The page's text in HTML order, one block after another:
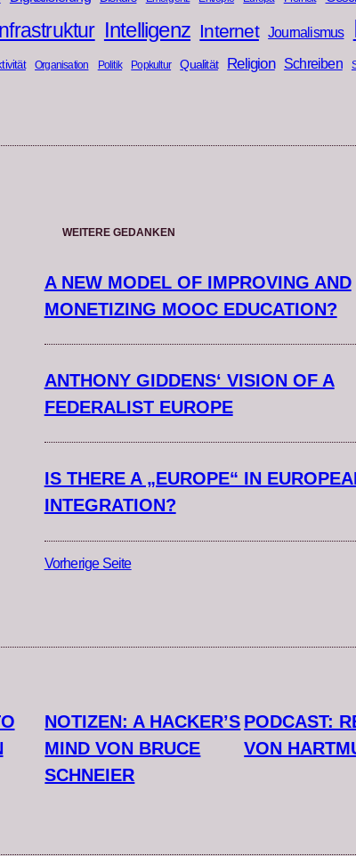
Intelligenz Internet Journalismus
Organisation Politik Popkultur Qualität Religion Schreiben
WEITERE GEDANKEN
A NEW MODEL OF IMPROVING AND
MONETIZING MOOC EDUCATION?
ANTHONY GIDDENS‘ VISION OF A
FEDERALIST EUROPE
IS THERE A „EUROPE“ IN
INTEGRATION?
Vorherige Seite
NOTIZEN: A HACKER’S
MIND VON BRUCE
SCHNEIER
PODCAST:
VON